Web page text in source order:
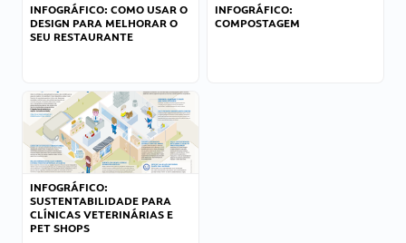
INFOGRÁFICO: COMO USAR O
DESIGN PARA MELHORAR O
SEU RESTAURANTE
INFOGRÁFICO:
COMPOSTAGEM
INFOGRÁFICO:
SUSTENTABILIDADE PARA
CLÍNICAS VETERINÁRIAS E
PET SHOPS